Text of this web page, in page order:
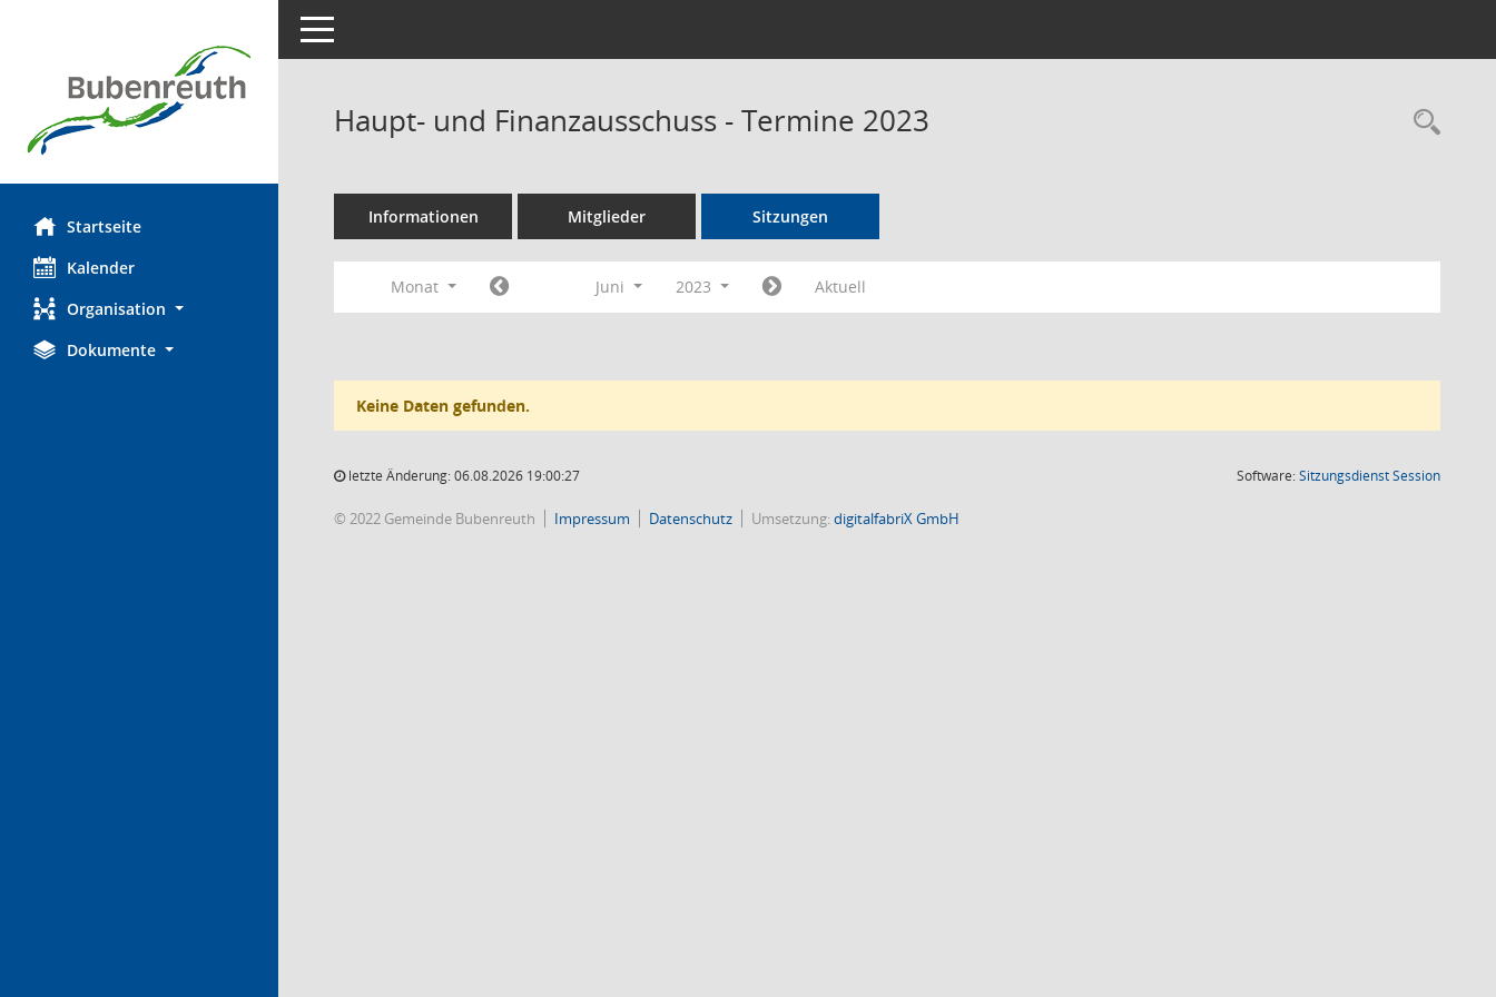
Startseite
Kalender
Organisation
Dokumente
Toggle navigation
Haupt- und Finanzausschuss - Termine 2023
Informationen Mitglieder Sitzungen
Monat Juni 2023 Aktuell
Keine Daten gefunden.
letzte Änderung: 06.08.2026 19:00:27 Software:SitzungsdienstSession(Wird in
© 2022 Gemeinde Bubenreuth Impressum Datenschutz Umsetzung:digitalfabriX GmbH